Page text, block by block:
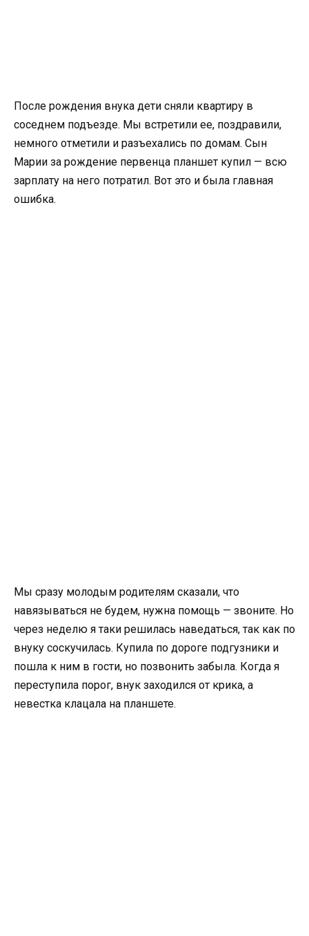
После рождения внука дети сняли квартиру в
соседнем подъезде. Мы встретили ее, поздравили,
немного отметили и разъехались по домам. Сын
Марии за рождение первенца планшет купил — всю
зарплату на него потратил. Вот это и была главная
ошибка.
Мы сразу молодым родителям сказали, что
навязываться не будем, нужна помощь — звоните. Но
через неделю я таки решилась наведаться, так как по
внуку соскучилась. Купила по дороге подгузники и
пошла к ним в гости, но позвонить забыла. Когда я
переступила порог, внук заходился от крика, а
невестка клацала на планшете.